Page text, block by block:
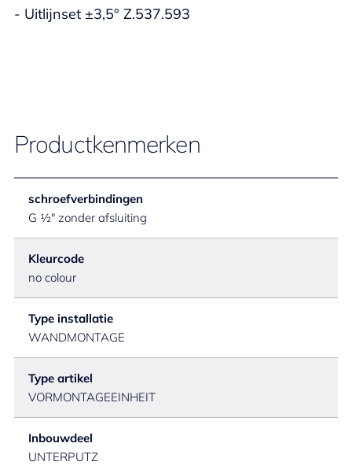
- Uitlijnset ±3,5° Z.537.593
Productkenmerken
schroefverbindingen
G ½" zonder afsluiting
Kleurcode
no colour
Type installatie
WANDMONTAGE
Type artikel
VORMONTAGEEINHEIT
Inbouwdeel
UNTERPUTZ